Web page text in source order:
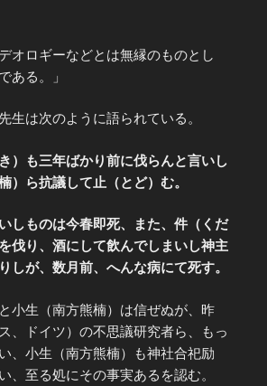
オロギーなどとは無縁のものとし
ある。」
生は次のように語られている。
）も三年ばかり前に伐らんと言いし
）ら抗議して止（とど）む。
しものは今春即死、また、件（くだ
伐り、酒にして飲んでしまいし神主
しが、数月前、へんな病にて死す。
小生（南方熊楠）は信ぜぬが、昨
、ドイツ）の不思議研究者ら、もっ
、小生（南方熊楠）も神社合祀励
、至る処にその事実あるを認む。